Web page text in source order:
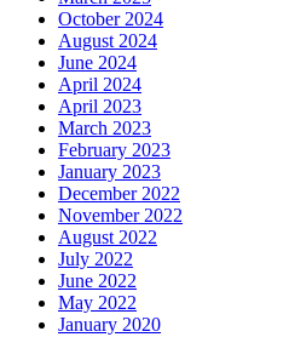
October 2024
August 2024
June 2024
April 2024
April 2023
March 2023
February 2023
January 2023
December 2022
November 2022
August 2022
July 2022
June 2022
May 2022
January 2020